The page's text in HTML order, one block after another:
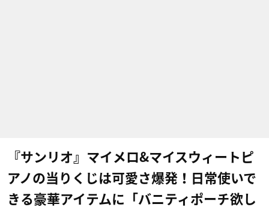
『サンリオ』マイメロ&マイスウィートピ
アノの当りくじは可愛さ爆発！日常使いで
きる豪華アイテムに「バニティポーチ欲し